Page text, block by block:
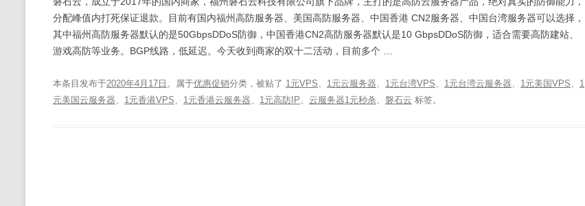
分配峰值内打死保证退款。目前有国内福州高防服务器、美国高防服务器、中国香港 CN2服务器、中国台湾服务器可以选择，
其中福州高防服务器默认的是50GbpsDDoS防御，中国香港CN2高防服务器默认是10 GbpsDDoS防御，适合需要高防建站、
游戏高防等业务。BGP线路，低延迟。今天收到商家的双十二活动，目前多个 …
本条目发布于2020年4月17日 。属于优惠促销分类，被贴了 1元VPS、 1元云服务器、 1元台湾VPS、 1元台湾云服务器、 1元美国VPS、 1
元美国云服务器、 1元香港VPS、 1元香港云服务器、 1元高防IP、 云服务器1元秒杀、 磐石云 标签。